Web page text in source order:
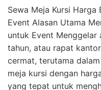
Sewa Meja Kursi Harga
Event Alasan Utama
untuk Event Menggelar
tahun, atau rapat
cermat, terutama
meja kursi dengan
yang tepat untuk